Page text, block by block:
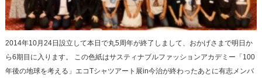
2014年10月24日設立して本日で丸5周年が終了しまして、おかげさまで明日か
ら6期目に入ります。 この色紙はサスティナブルファッションアカデミー「100
年後の地球を考える」エコTシャツアート展in今治が終わったあとに有志メンバ